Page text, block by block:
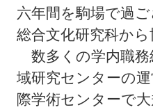
六年間を駒場で過
総合文化研究科か
数多くの学内職務
域研究センターの
際学術センターで